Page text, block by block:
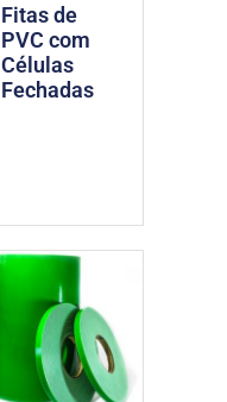
Fitas de
PVC com
Células
Fechadas